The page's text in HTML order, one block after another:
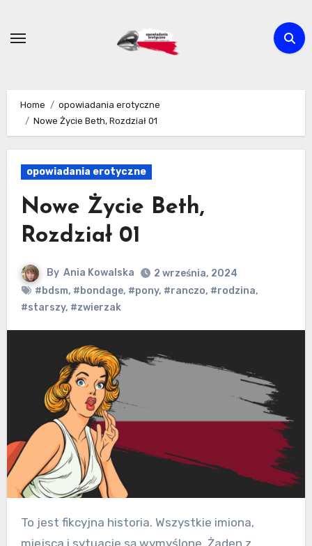
content
Home
opowiadania erotyczne
Nowe Życie Beth, Rozdział 01
opowiadania erotyczne
Nowe Życie Beth,
Rozdział 01
By Ania Kowalska
2 września, 2024
#bdsm, #bondage, #pony, #ranczo, #rodzina,
#starszy, #zwierzak
To jest fikcyjna historia. Wszystkie imiona,